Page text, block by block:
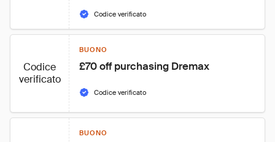
Codice verificato
Codice
verificato
BUONO
£70 off purchasing Dremax
Codice verificato
BUONO